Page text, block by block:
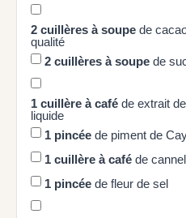
2 cuillères à soupe de
qualité
2 cuillères à soupe de
1 cuillère à café de extrait
liquide
1 pincée de piment de
1 cuillère à café de
1 pincée de fleur de sel